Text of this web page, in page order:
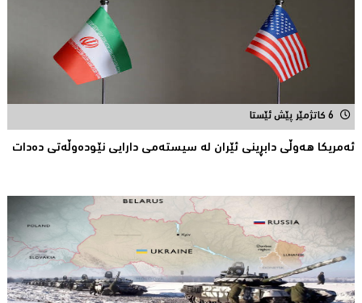
6 کاتژمێر پێش ئێستا
ئەمریکا هەوڵى دابڕینى ئێران لە سیستەمی دارایی نێودەوڵەتی دەدات